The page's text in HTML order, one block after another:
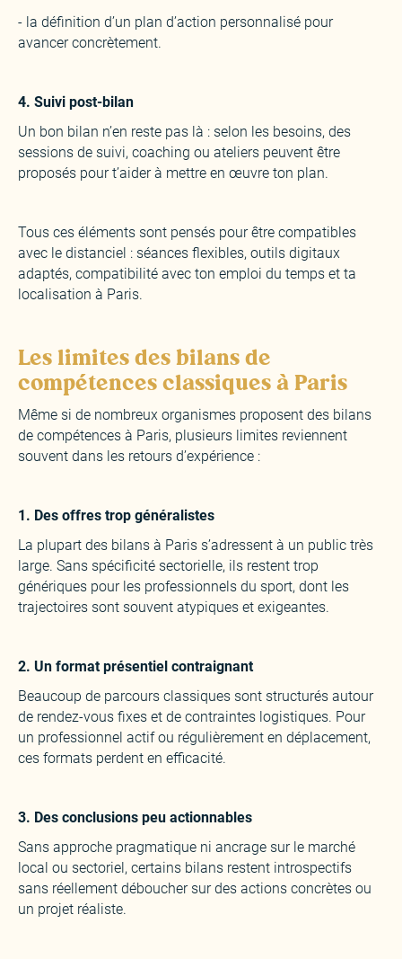
- la définition d’un plan d’action personnalisé pour
avancer concrètement.
‍4. Suivi post-bilan
‍Un bon bilan n’en reste pas là : selon les besoins, des
sessions de suivi, coaching ou ateliers peuvent être
proposés pour t’aider à mettre en œuvre ton plan.
Tous ces éléments sont pensés pour être compatibles
avec le distanciel : séances flexibles, outils digitaux
adaptés, compatibilité avec ton emploi du temps et ta
localisation à Paris.
Les limites des bilans de
compétences classiques à Paris
Même si de nombreux organismes proposent des bilans
de compétences à Paris, plusieurs limites reviennent
souvent dans les retours d’expérience :
‍1. Des offres trop généralistes
‍La plupart des bilans à Paris s’adressent à un public très
large. Sans spécificité sectorielle, ils restent trop
génériques pour les professionnels du sport, dont les
trajectoires sont souvent atypiques et exigeantes.
‍2. Un format présentiel contraignant
‍Beaucoup de parcours classiques sont structurés autour
de rendez-vous fixes et de contraintes logistiques. Pour
un professionnel actif ou régulièrement en déplacement,
ces formats perdent en efficacité.
3. Des conclusions peu actionnables
‍Sans approche pragmatique ni ancrage sur le marché
local ou sectoriel, certains bilans restent introspectifs
sans réellement déboucher sur des actions concrètes ou
un projet réaliste.